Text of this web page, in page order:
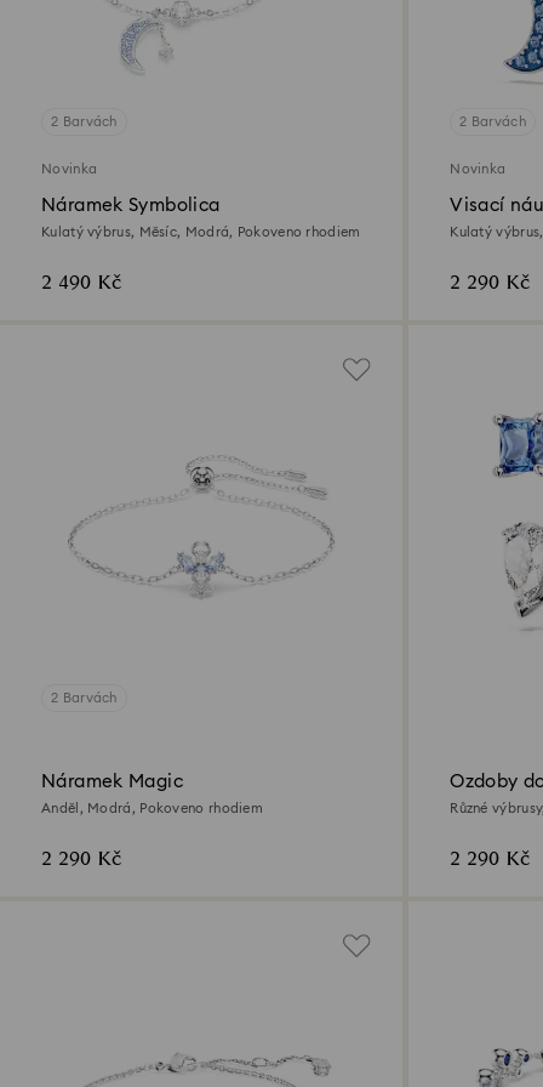
2 Barvách
Novinka
Náramek Symbolica
Kulatý výbrus, Měsíc, Modrá, Pokoveno rhodiem
2 490 Kč
2 Barvách
Novinka
Visací
Kulatý
2 290 Kč
2 Barvách
Náramek Magic
Anděl, Modrá, Pokoveno rhodiem
2 290 Kč
Ozdoby
Různé
2 290 Kč